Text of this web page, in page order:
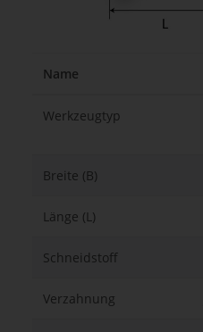
Name
Werkzeugtyp
Breite (B)
Länge (L)
Schneidstoff
Verzahnung